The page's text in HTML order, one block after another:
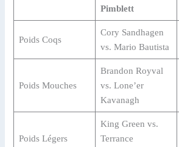
Pimblett
Poids Coqs
Cory Sandhagen
vs. Mario Bautista
Poids Mouches
Brandon Royval
vs. Lone’er
Kavanagh
Poids Légers
King Green vs.
Terrance